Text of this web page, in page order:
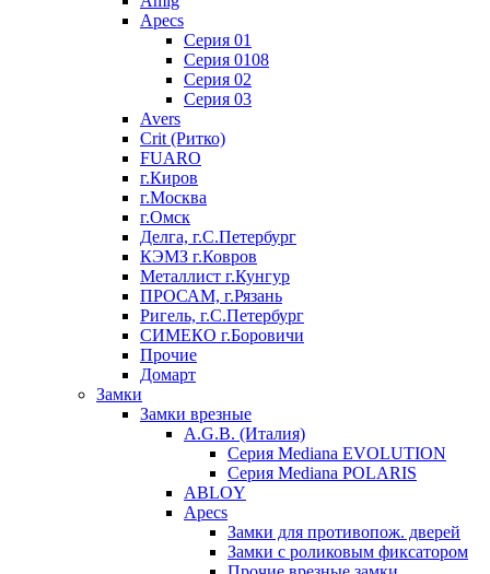
Apecs
Серия 01
Серия 0108
Серия 02
Серия 03
Avers
Crit (Ритко)
FUARO
г.Киров
г.Москва
г.Омск
Делга, г.С.Петербург
КЭМЗ г.Ковров
Металлист г.Кунгур
ПРОСАМ, г.Рязань
Ригель, г.С.Петербург
СИМЕКО г.Боровичи
Прочие
Домарт
Замки
Замки врезные
A.G.B. (Италия)
Серия Mediana EVOLUTION
Серия Mediana POLARIS
ABLOY
Apecs
Замки для противопож. дверей
Замки с роликовым фиксатором